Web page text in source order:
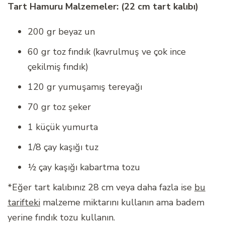
Tart Hamuru Malzemeler: (22 cm tart kalıbı)
200 gr beyaz un
60 gr toz fındık (kavrulmuş ve çok ince
çekilmiş fındık)
120 gr yumuşamış tereyağı
70 gr toz şeker
1 küçük yumurta
1/8 çay kaşığı tuz
½ çay kaşığı kabartma tozu
*Eğer tart kalıbınız 28 cm veya daha fazla ise bu
tarifteki malzeme miktarını kullanın ama badem
yerine fındık tozu kullanın.